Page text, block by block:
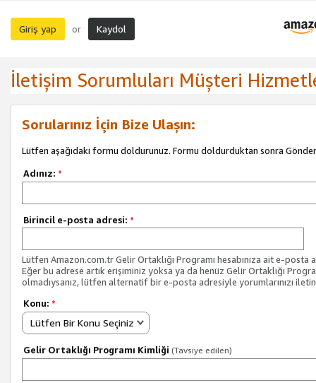
Giriş yap or Kaydol
İletişim Sorumluları Müşteri
Sorularınız İçin Bize Ulaşın:
Lütfen aşağıdaki formu doldurunuz. Formu doldurduktan sonra Gönder
Adınız: *
Birincil e-posta adresi: *
Lütfen Amazon.com.tr Gelir Ortaklığı Programı hesabınıza ait e-posta
Eğer bu adrese artık erişiminiz yoksa ya da henüz Gelir Ortaklığı
olmadıysanız, lütfen alternatif bir e-posta adresiyle yorumlarınızı
Konu: *
Lütfen Bir Konu Seçiniz
Gelir Ortaklığı Programı Kimliği (Tavsiye edilen)